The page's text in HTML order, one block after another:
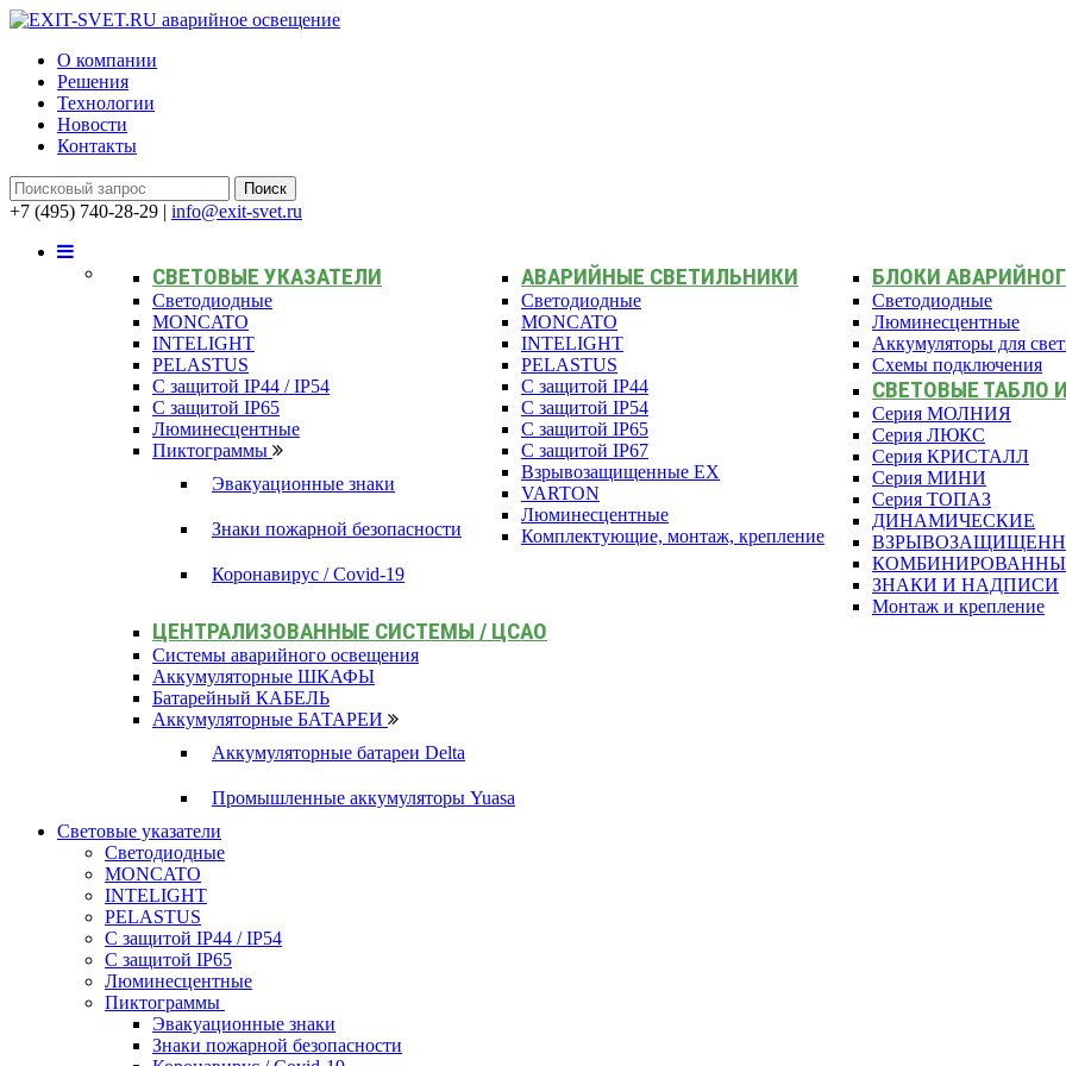
О компании
Решения
Технологии
Новости
Контакты
+7 (495) 740-28-29 | info@exit-svet.ru
СВЕТОВЫЕ УКАЗАТЕЛИ
Светодиодные
MONCATO
INTELIGHT
PELASTUS
С защитой IP44 / IP54
С защитой IP65
Люминесцентные
Пиктограммы
Эвакуационные знаки
Знаки пожарной безопасности
Коронавирус / Covid-19
АВАРИЙНЫЕ СВЕТИЛЬНИКИ
Светодиодные
MONCATO
INTELIGHT
PELASTUS
С защитой IP44
С защитой IP54
С защитой IP65
С защитой IP67
Взрывозащищенные EX
VARTON
Люминесцентные
Комплектующие, монтаж, крепление
БЛОКИ
Светодиодные
Люминесцентные
Аккумуляторы для
Схемы подключения
СВЕТОВЫЕ ТАБЛО
Серия МОЛНИЯ
Серия ЛЮКС
Серия КРИСТАЛЛ
Серия МИНИ
Серия ТОПАЗ
ДИНАМИЧЕСКИЕ
ЗНАКИ И НАДПИСИ
Монтаж и крепление
ЦЕНТРАЛИЗОВАННЫЕ СИСТЕМЫ / ЦСАО
Системы аварийного освещения
Аккумуляторные ШКАФЫ
Батарейный КАБЕЛЬ
Аккумуляторные БАТАРЕИ
Аккумуляторные батареи Delta
Промышленные аккумуляторы Yuasa
Световые указатели
Светодиодные
MONCATO
INTELIGHT
PELASTUS
С защитой IP44 / IP54
С защитой IP65
Люминесцентные
Пиктограммы
Эвакуационные знаки
Знаки пожарной безопасности